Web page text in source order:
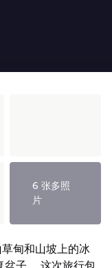
6 张多照
片
甸和山坡上的冰